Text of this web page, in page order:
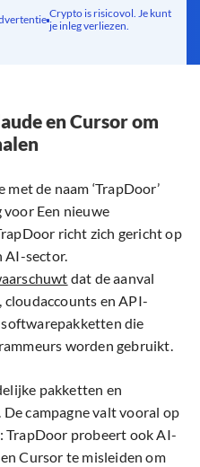
Crypto is risicovol. Je kunt
je inleg verliezen.
en Cursor om
de naam ‘TrapDoor’
Een nieuwe
richt zich gericht op
AI-sector.
dat de aanval
en API-
die
worden gebruikt.
pakketten en
campagne valt vooral op
TrapDoor probeert ook AI-
Cursor te misleiden om